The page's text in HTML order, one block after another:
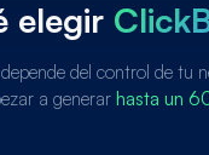
elegir
del control de tu
a generar hasta un